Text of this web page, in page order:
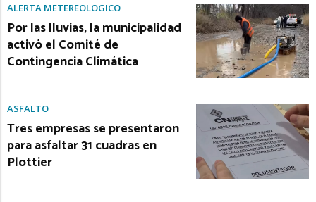
ALERTA METEREOLÓGICO
Por las lluvias, la municipalidad
activó el Comité de
Contingencia Climática
ASFALTO
Tres empresas se presentaron
para asfaltar 31 cuadras en
Plottier